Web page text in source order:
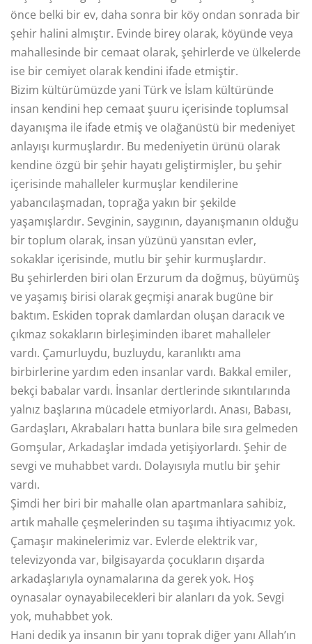
önce belki bir ev, daha sonra bir köy ondan sonrada bir
şehir halini almıştır. Evinde birey olarak, köyünde veya
mahallesinde bir cemaat olarak, şehirlerde ve ülkelerde
ise bir cemiyet olarak kendini ifade etmiştir.
Bizim kültürümüzde yani Türk ve İslam kültüründe
insan kendini hep cemaat şuuru içerisinde toplumsal
dayanışma ile ifade etmiş ve olağanüstü bir medeniyet
anlayışı kurmuşlardır. Bu medeniyetin ürünü olarak
kendine özgü bir şehir hayatı geliştirmişler, bu şehir
içerisinde mahalleler kurmuşlar kendilerine
yabancılaşmadan, toprağa yakın bir şekilde
yaşamışlardır. Sevginin, saygının, dayanışmanın olduğu
bir toplum olarak, insan yüzünü yansıtan evler,
sokaklar içerisinde, mutlu bir şehir kurmuşlardır.
Bu şehirlerden biri olan Erzurum da doğmuş, büyümüş
ve yaşamış birisi olarak geçmişi anarak bugüne bir
baktım. Eskiden toprak damlardan oluşan daracık ve
çıkmaz sokakların birleşiminden ibaret mahalleler
vardı. Çamurluydu, buzluydu, karanlıktı ama
birbirlerine yardım eden insanlar vardı. Bakkal emiler,
bekçi babalar vardı. İnsanlar dertlerinde sıkıntılarında
yalnız başlarına mücadele etmiyorlardı. Anası, Babası,
Gardaşları, Akrabaları hatta bunlara bile sıra gelmeden
Gomşular, Arkadaşlar imdada yetişiyorlardı. Şehir de
sevgi ve muhabbet vardı. Dolayısıyla mutlu bir şehir
vardı.
Şimdi her biri bir mahalle olan apartmanlara sahibiz,
artık mahalle çeşmelerinden su taşıma ihtiyacımız yok.
Çamaşır makinelerimiz var. Evlerde elektrik var,
televizyonda var, bilgisayarda çocukların dışarda
arkadaşlarıyla oynamalarına da gerek yok. Hoş
oynasalar oynayabilecekleri bir alanları da yok. Sevgi
yok, muhabbet yok.
Hani dedik ya insanın bir yanı toprak diğer yanı Allah’ın